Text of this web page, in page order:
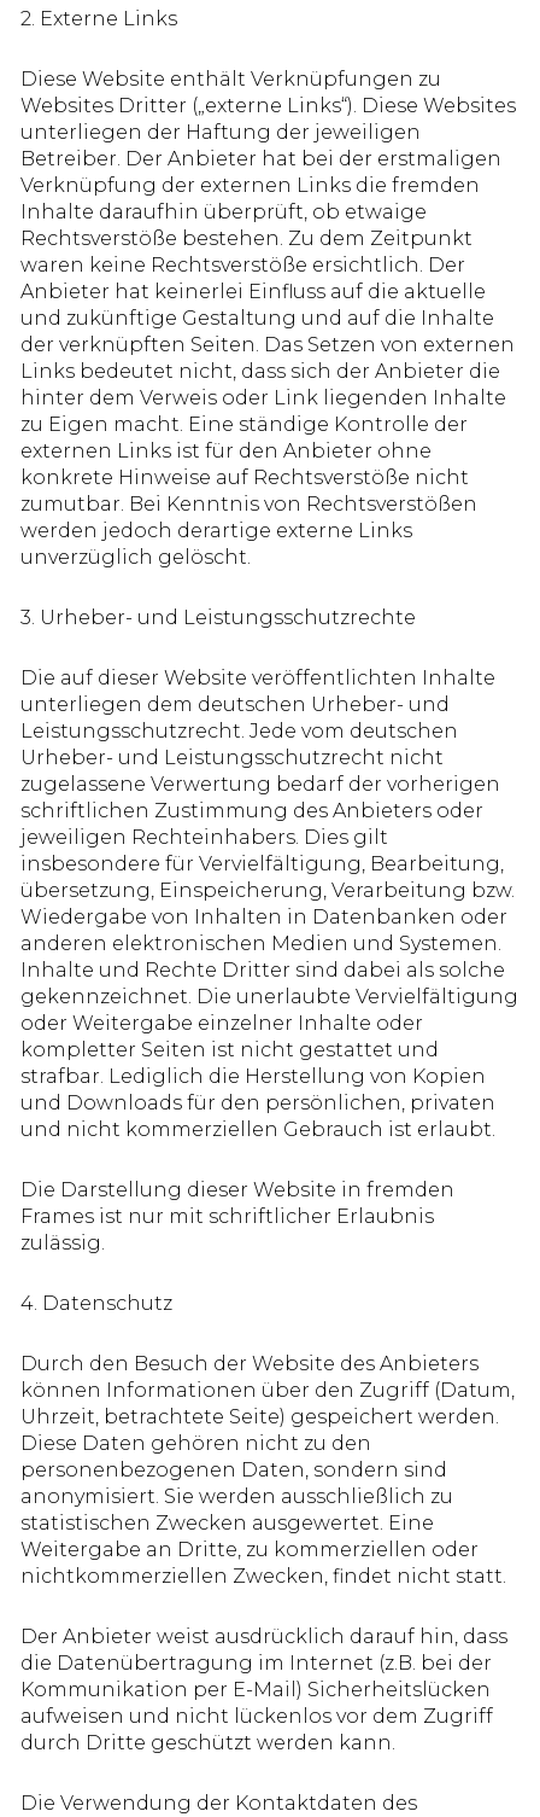
2. Externe Links
Diese Website enthält Verknüpfungen zu
Websites Dritter („externe Links“). Diese Websites
unterliegen der Haftung der jeweiligen
Betreiber. Der Anbieter hat bei der erstmaligen
Verknüpfung der externen Links die fremden
Inhalte daraufhin überprüft, ob etwaige
Rechtsverstöße bestehen. Zu dem Zeitpunkt
waren keine Rechtsverstöße ersichtlich. Der
Anbieter hat keinerlei Einfluss auf die aktuelle
und zukünftige Gestaltung und auf die Inhalte
der verknüpften Seiten. Das Setzen von externen
Links bedeutet nicht, dass sich der Anbieter die
hinter dem Verweis oder Link liegenden Inhalte
zu Eigen macht. Eine ständige Kontrolle der
externen Links ist für den Anbieter ohne
konkrete Hinweise auf Rechtsverstöße nicht
zumutbar. Bei Kenntnis von Rechtsverstößen
werden jedoch derartige externe Links
unverzüglich gelöscht.
3. Urheber- und Leistungsschutzrechte
Die auf dieser Website veröffentlichten Inhalte
unterliegen dem deutschen Urheber- und
Leistungsschutzrecht. Jede vom deutschen
Urheber- und Leistungsschutzrecht nicht
zugelassene Verwertung bedarf der vorherigen
schriftlichen Zustimmung des Anbieters oder
jeweiligen Rechteinhabers. Dies gilt
insbesondere für Vervielfältigung, Bearbeitung,
übersetzung, Einspeicherung, Verarbeitung bzw.
Wiedergabe von Inhalten in Datenbanken oder
anderen elektronischen Medien und Systemen.
Inhalte und Rechte Dritter sind dabei als solche
gekennzeichnet. Die unerlaubte Vervielfältigung
oder Weitergabe einzelner Inhalte oder
kompletter Seiten ist nicht gestattet und
strafbar. Lediglich die Herstellung von Kopien
und Downloads für den persönlichen, privaten
und nicht kommerziellen Gebrauch ist erlaubt.
Die Darstellung dieser Website in fremden
Frames ist nur mit schriftlicher Erlaubnis
zulässig.
4. Datenschutz
Durch den Besuch der Website des Anbieters
können Informationen über den Zugriff (Datum,
Uhrzeit, betrachtete Seite) gespeichert werden.
Diese Daten gehören nicht zu den
personenbezogenen Daten, sondern sind
anonymisiert. Sie werden ausschließlich zu
statistischen Zwecken ausgewertet. Eine
Weitergabe an Dritte, zu kommerziellen oder
nichtkommerziellen Zwecken, findet nicht statt.
Der Anbieter weist ausdrücklich darauf hin, dass
die Datenübertragung im Internet (z.B. bei der
Kommunikation per E-Mail) Sicherheitslücken
aufweisen und nicht lückenlos vor dem Zugriff
durch Dritte geschützt werden kann.
Die Verwendung der Kontaktdaten des